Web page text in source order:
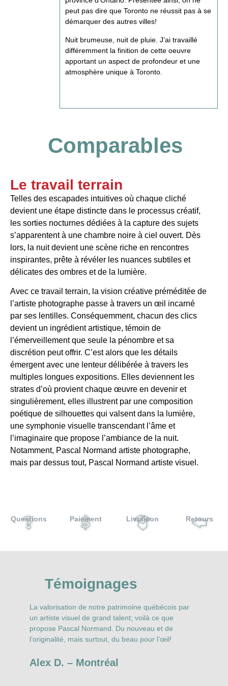
peut pas dire que Toronto ne réussit pas à se
démarquer des autres villes!
Nuit brumeuse, nuit de pluie. J’ai travaillé
différemment la finition de cette oeuvre
apportant un aspect de profondeur et une
atmosphère unique à Toronto.
Comparables
Le travail terrain
Telles des escapades intuitives où chaque cliché
devient une étape distincte dans le processus créatif,
les sorties nocturnes dédiées à la capture des sujets
s’apparentent à une chambre noire à ciel ouvert. Dès
lors, la nuit devient une scène riche en rencontres
inspirantes, prête à révéler les nuances subtiles et
délicates des ombres et de la lumière.
Avec ce travail terrain, la vision créative préméditée de
l’artiste photographe passe à travers un œil incarné
par ses lentilles. Conséquemment, chacun des clics
devient un ingrédient artistique, témoin de
l’émerveillement que seule la pénombre et sa
discrétion peut offrir. C’est alors que les détails
émergent avec une lenteur délibérée à travers les
multiples longues expositions. Elles deviennent les
strates d’où provient chaque œuvre en devenir et
singulièrement, elles illustrent par une composition
poétique de silhouettes qui valsent dans la lumière,
une symphonie visuelle transcendant l’âme et
l’imaginaire que propose l’ambiance de la nuit.
Notamment, Pascal Normand artiste photographe,
mais par dessus tout, Pascal Normand artiste visuel.
Questions Paiement Livraison Retours
Témoignages
La valorisation de notre patrimoine québécois par
un artiste visuel de grand talent; voilà ce que
propose Pascal Normand. Du nouveau et de
l’originalité, mais surtout, du beau pour l’œil!
Alex D. – Montréal